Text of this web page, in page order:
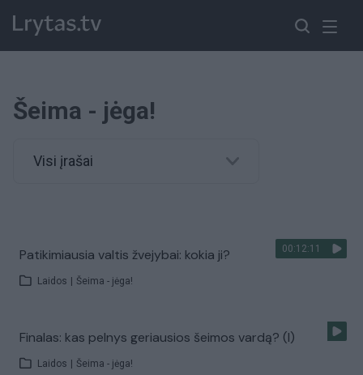
Šeima - jėga!
Visi įrašai
00:12:11
Patikimiausia valtis žvejybai: kokia ji?
Laidos Šeima - jėga!
Finalas: kas pelnys geriausios šeimos vardą? (I)
Laidos Šeima - jėga!